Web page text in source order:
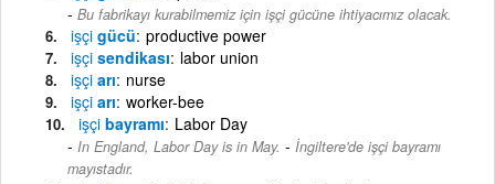
Bu fabrikayı kurabilmemiz için işçi gücüne ihtiyacımız olacak.
işçi gücü productive power
işçi sendikası labor union
işçi arı nurse
işçi arı worker-bee
işçi bayramı Labor Day
In England, Labor Day is in May. - İngiltere'de işçi bayramı
mayıstadır.